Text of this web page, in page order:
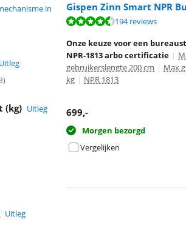
in
Uitleg
)
(kg) Uitleg
Uitleg
Gispen Zinn Smart NPR
Beoordeling is 8,5 van de 10,
194 reviews
Onze keuze voor een
NPR-1813 arbo certificatie |
gebruikerslengte 200 cm | Max
kg | NPR 1813
699,-
Morgen bezorgd
Vergelijken